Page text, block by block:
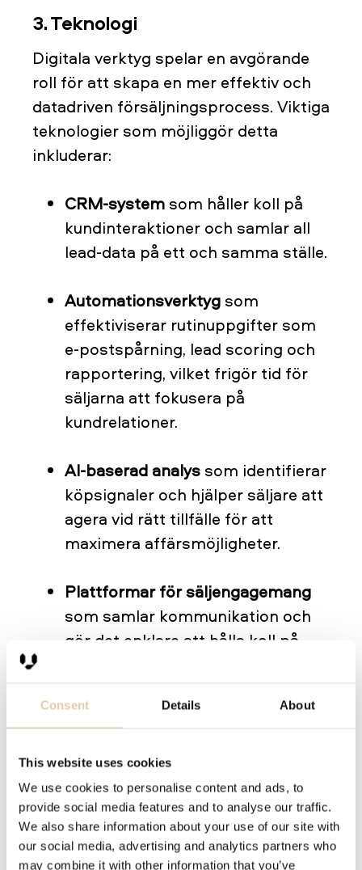
Consent Details About
This website uses cookies
We use cookies to personalise content and ads, to
provide social media features and to analyse our traffic.
We also share information about your use of our site with
our social media, advertising and analytics partners who
may combine it with other information that you’ve
3. Teknologi
Digitala verktyg spelar en avgörande
roll för att skapa en mer effektiv och
datadriven försäljningsprocess. Viktiga
teknologier som möjliggör detta
inkluderar:
CRM-system som håller koll på
kundinteraktioner och samlar all
lead-data på ett och samma ställe.
Automationsverktyg som
effektiviserar rutinuppgifter som
e-postspårning, lead scoring och
rapportering, vilket frigör tid för
säljarna att fokusera på
kundrelationer.
AI-baserad analys som identifierar
köpsignaler och hjälper säljare att
agera vid rätt tillfälle för att
maximera affärsmöjligheter.
Plattformar för säljengagemang
som samlar kommunikation och
gör det enklare att hålla koll på
söka information innan de tar kontakt
med en säljare, vilket gör moderna
digitala försäljningsverktyg ännu
viktigare. Mobilanpassade lösningar
ser dessutom till att säljarna alltid har